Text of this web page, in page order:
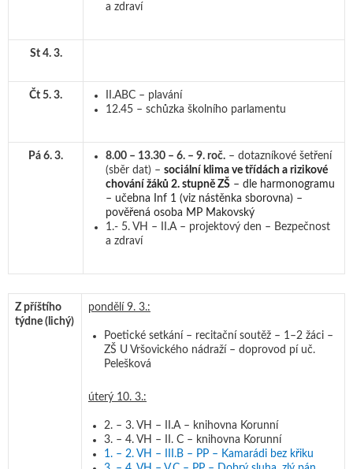
a zdraví
St 4. 3.
Čt 5. 3.
II.ABC – plavání
12.45 – schůzka školního parlamentu
Pá 6. 3. 8.00 – 13.30 – 6. – 9. roč. – dotazníkové šetření
(sběr dat) – sociální klima ve třídách a rizikové
chování žáků 2. stupně ZŠ – dle harmonogramu
– učebna Inf 1 (viz nástěnka sborovna) –
pověřená osoba MP Makovský
1.- 5. VH – II.A – projektový den – Bezpečnost
a zdraví
Z příštího
týdne (lichý)
pondělí 9. 3.:
Poetické setkání – recitační soutěž – 1–2 žáci –
ZŠ U Vršovického nádraží – doprovod pí uč.
Pelešková
úterý 10. 3.:
2. – 3. VH – II.A – knihovna Korunní
3. – 4. VH – II. C – knihovna Korunní
1. – 2. VH – III.B – PP – Kamarádi bez křiku